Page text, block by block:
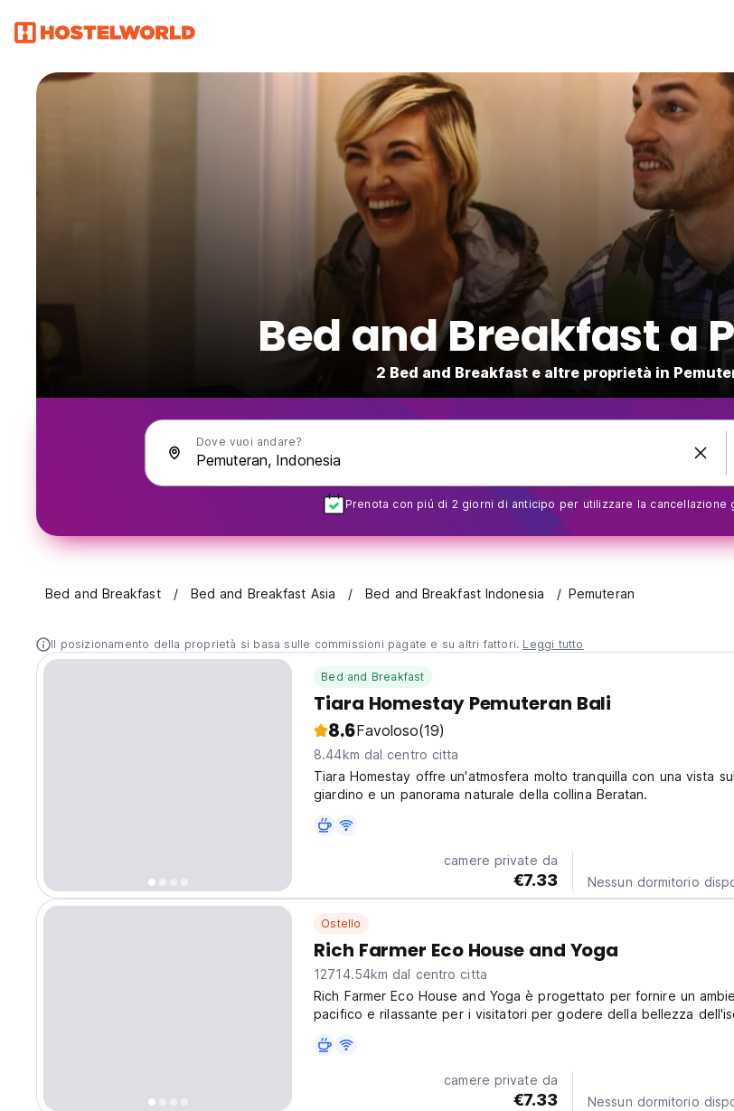
Bed and Breakfast a
2 Bed and Breakfast e altre proprietà in
Dove vuoi andare?
Prenota con piú di 2 giorni di anticipo per utilizzare la cancellazione
Bed and Breakfast Bed and Breakfast Asia Bed and Breakfast Indonesia Pemuteran
Il posizionamento della proprietà si basa sulle commissioni pagate e su altri fattori. Leggi tutto
Bed and Breakfast
Tiara Homestay Pemuteran Bali
8.6Favoloso(19)
8.44km dal centro citta
Tiara Homestay offre un'atmosfera molto tranquilla con una vista sul
giardino e un panorama naturale della collina Beratan.
camere private da
€7.33 Nessun dormitorio
Ostello
Rich Farmer Eco House and Yoga
12714.54km dal centro citta
Rich Farmer Eco House and Yoga è progettato per fornire un
pacifico e rilassante per i visitatori per godere della bellezza
camere private da
€7.33 Nessun dormitorio